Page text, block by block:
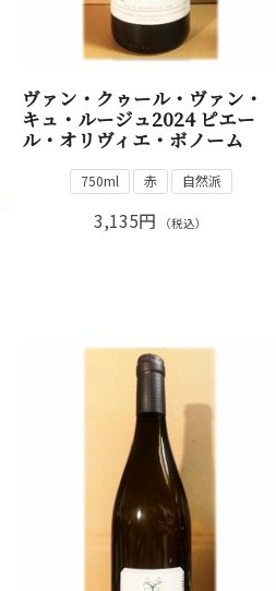
ヴァン・クゥール・ヴァン・
キュ・ルージュ2024 ピエー
ル・オリヴィエ・ボノーム
750ml 赤 自然派
3,135円 （税込）